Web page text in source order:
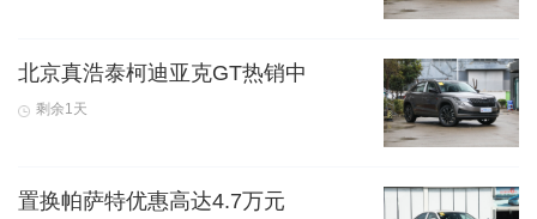
北京真浩泰柯迪亚克GT热销中
剩余1天
置换帕萨特优惠高达4.7万元